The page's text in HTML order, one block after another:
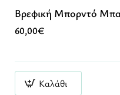
Βρεφική Μπορντό
60,00€
Καλάθι